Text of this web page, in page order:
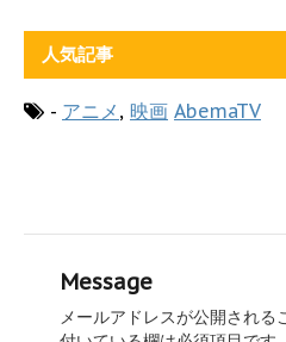
人気記事
- アニメ , 映画 AbemaTV
Message
メールアドレスが公開される